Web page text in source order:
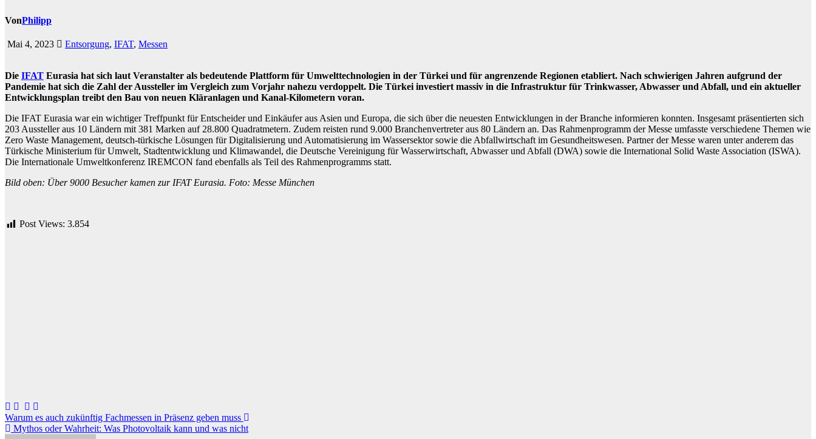
VonPhilipp
Mai 4, 2023 Entsorgung, IFAT, Messen
Die IFAT Eurasia hat sich laut Veranstalter als bedeutende Plattform für Umwelttechnologien in der Türkei und für angrenzende Regionen etabliert. Nach schwierigen Jahren aufgrund der
Pandemie hat sich die Zahl der Aussteller im Vergleich zum Vorjahr nahezu verdoppelt. Die Türkei investiert massiv in die Infrastruktur für Trinkwasser, Abwasser und Abfall, und ein aktueller
Entwicklungsplan treibt den Bau von neuen Kläranlagen und Kanal-Kilometern voran.
Die IFAT Eurasia war ein wichtiger Treffpunkt für Entscheider und Einkäufer aus Asien und Europa, die sich über die neuesten Entwicklungen in der Branche informieren konnten. Insgesamt präsentierten sich
203 Aussteller aus 10 Ländern mit 381 Marken auf 28.800 Quadratmetern. Zudem reisten rund 9.000 Branchenvertreter aus 80 Ländern an. Das Rahmenprogramm der Messe umfasste verschiedene Themen wie
Zero Waste Management, deutsch-türkische Lösungen für Digitalisierung und Automatisierung im Wassersektor sowie die Abfallwirtschaft im Gesundheitswesen. Partner der Messe waren unter anderem das
Türkische Ministerium für Umwelt, Stadtentwicklung und Klimawandel, die Deutsche Vereinigung für Wasserwirtschaft, Abwasser und Abfall (DWA) sowie die International Solid Waste Association (ISWA).
Die Internationale Umweltkonferenz IREMCON fand ebenfalls als Teil des Rahmenprogramms statt.
Bild oben: Über 9000 Besucher kamen zur IFAT Eurasia. Foto: Messe München
Post Views: 3.854
Beitragsnavigation
Warum es auch zukünftig Fachmessen in Präsenz geben muss
Mythos oder Wahrheit: Was Photovoltaik kann und was nicht